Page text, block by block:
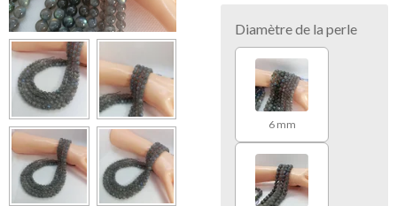
Diamètre de la perle
6 mm